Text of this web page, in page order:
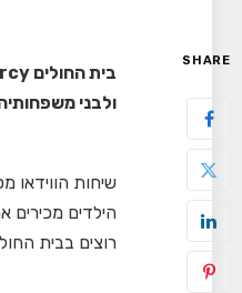
SHARE
ולבני
שיחות הווידאו
הילדים
רוצים בבית